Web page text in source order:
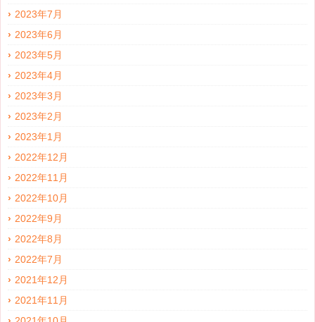
2023年7月
2023年6月
2023年5月
2023年4月
2023年3月
2023年2月
2023年1月
2022年12月
2022年11月
2022年10月
2022年9月
2022年8月
2022年7月
2021年12月
2021年11月